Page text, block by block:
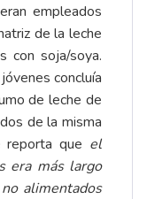
empleados
de la leche
con soja/soya.
concluía
de leche de
de la misma
reporta que el
era más largo
alimentados